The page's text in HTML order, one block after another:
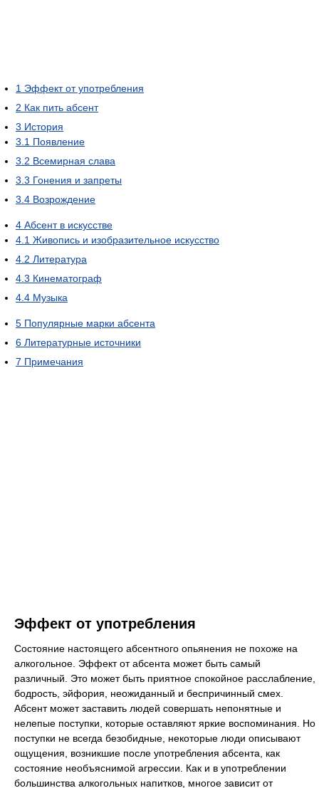
1 Эффект от употребления
2 Как пить абсент
3 История
3.1 Появление
3.2 Всемирная слава
3.3 Гонения и запреты
3.4 Возрождение
4 Абсент в искусстве
4.1 Живопись и изобразительное искусство
4.2 Литература
4.3 Кинематограф
4.4 Музыка
5 Популярные марки абсента
6 Литературные источники
7 Примечания
Эффект от употребления
Состояние настоящего абсентного опьянения не похоже на
алкогольное. Эффект от абсента может быть самый
различный. Это может быть приятное спокойное расслабление,
бодрость, эйфория, неожиданный и беспричинный смех.
Абсент может заставить людей совершать непонятные и
нелепые поступки, которые оставляют яркие воспоминания. Но
поступки не всегда безобидные, некоторые люди описывают
ощущения, возникшие после употребления абсента, как
состояние необъяснимой агрессии. Как и в употреблении
большинства алкогольных напитков, многое зависит от